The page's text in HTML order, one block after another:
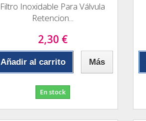
Filtro Inoxidable Para Válvula
Retencion...
2,30 €
Añadir al carrito Más
En stock